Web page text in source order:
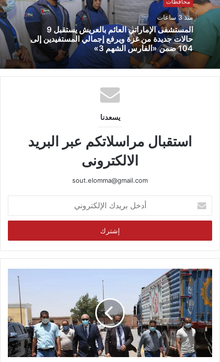
محافظات
منذ 3 ساعات
المستشفى الإماراتي العائم بالعريش يستقبل 9
حالات جديدة من غزة ويرفع إجمالي المستفيدين إلى
104 ضمن «الفارس الشهم 3»
يسعدنا
استقبال مراسلاتكم عبر البريد
الالكترونى
sout.elomma@gmail.com
بريدك
الإلكتروني